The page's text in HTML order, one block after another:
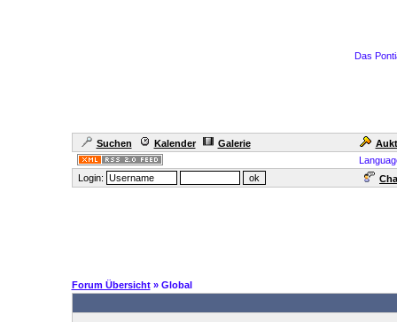
Das
Suchen Kalender Galerie
Login:
Forum Übersicht» Global